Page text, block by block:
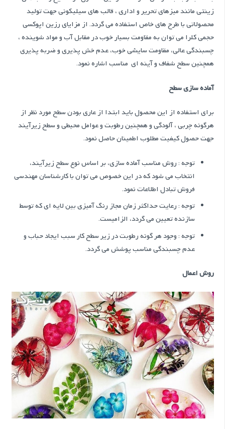
زینتی مانند میزهای تحریر و اداری ، قالب های سیلیکونی جهت تولید
محصولاتی با طرح های خاص استفاده مي گردد. از مزایای رزین اپوکسی
حجمی کلرا می توان به مقاومت بسيار خوب در مقابل آب و مواد شوینده ،
چسبندگي عالي، مقاومت سايشي خوب، عدم خش پذيري و ضربه پذيري
همچنین سطح شفاف و آینه ای مناسب اشاره نمود.
آماده سازی سطح
برای استفاده از این محصول باید ابتدا از عاری بودن سطح مورد نظر از
هرگونه چربی ، آلودگی و همچنین رطوبت و عوامل محیطی و سطح زیرآیند
جهت حصول کیفیت مطلوب اطمینان حاصل نمود.
توجه : روش مناسب آماده سازي، بر اساس نوع سطح زيرآيند،
انتخاب مي شود كه در اين خصوص مي توان با كارشناسان مهندسي
فروش تبادل اطلاعات نمود.
توجه : رعايت حداکثر زمان مجاز رنگ آميزي بين لايه اي كه توسط
سازنده تعيين مي گردد، الزاميست.
توجه : وجود هر گونه رطوبت در زیر سطح کار سبب ایجاد حباب و
عدم چسبندگی مناسب پوشش می گردد.
روش اعمال